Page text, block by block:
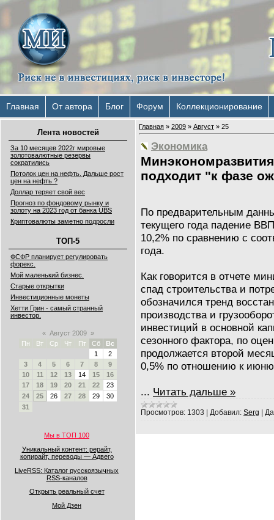
Главная От автора Блог Форум Коллекционирование
Лента новостей
За 10 месяцев 2022г мировые
золотовалютные резервы
сократились
Потолок цен на нефть. Дальше рост
цен на нефть ?
Доллар теряет свой вес
Прогноз по фондовому рынку и
золоту на 2023 год от банка UBS
Криптовалюты заметно подросли
ТОП-5
ФСФР планирует регулировать
форекс.
Мой маленький бизнес.
Старые открытки
Инвестиционные монеты
Хетти Грин - самый странный
инвестор.
« Август 2009 »
Пн
Вт Ср Чт Пт Сб
Вс
1
2
3
4 5 6 7 8
9
10
11 12 13 14 15
16
17
18 19 20 21 22
23
24
25 26 27 28 29
30
31
Мы в ТОП 100
Уникальный контент: рерайт,
копирайт, переводы — Адвего
LiveRSS: Каталог русскоязычных
RSS-каналов
Открыть реальный счет
Мой Дзен
Главная » 2009 » Август » 25
Экономика
подходит "к фазе
По предварительным
текущего года падение
10,2% по сравнению с
года.
Как говорится в отчете
спад строительства и
обозначился тренд
производства и
инвестиций в основной
сезонного фактора, по
продолжается второй
0,5% по отношению к
... Читать дальше »
Просмотров: 1303 Добавил: Serg